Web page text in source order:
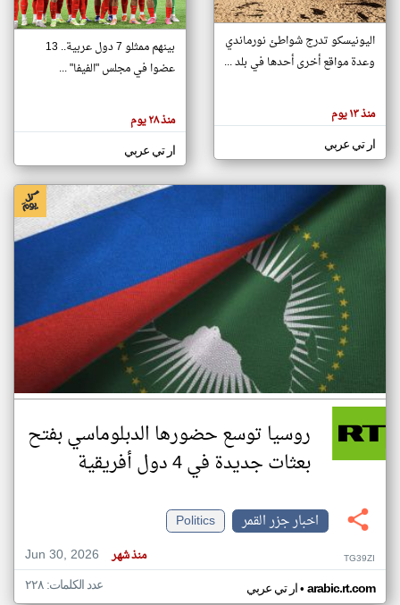
تغيير الدولة
اخبار جزر القمر على مدار الساعة
أهم اخبار جزر القمر العاجلة والمباشرة
هنا عن
وجهة
كاتبيها.
اليونيسكو تدرج شواطئ نورماندي
وعدة مواقع أخرى أحدها في بلد ...
منذ ١٣ يوم
ار تي عربي
بينهم ممثلو 7 دول عربية.. 13
عضوا في مجلس "الفيفا" ...
منذ ٢٨ يوم
ار تي عربي
روسيا توسع حضورها الدبلوماسي بفتح
بعثات جديدة في 4 دول أفريقية
اخبار جزر القمر
Politics
Jun 30, 2026
منذ شهر TG39ZI
ار تي عربي• arabic.rt.com عدد الكلمات: ٢٢٨
klyoum.com